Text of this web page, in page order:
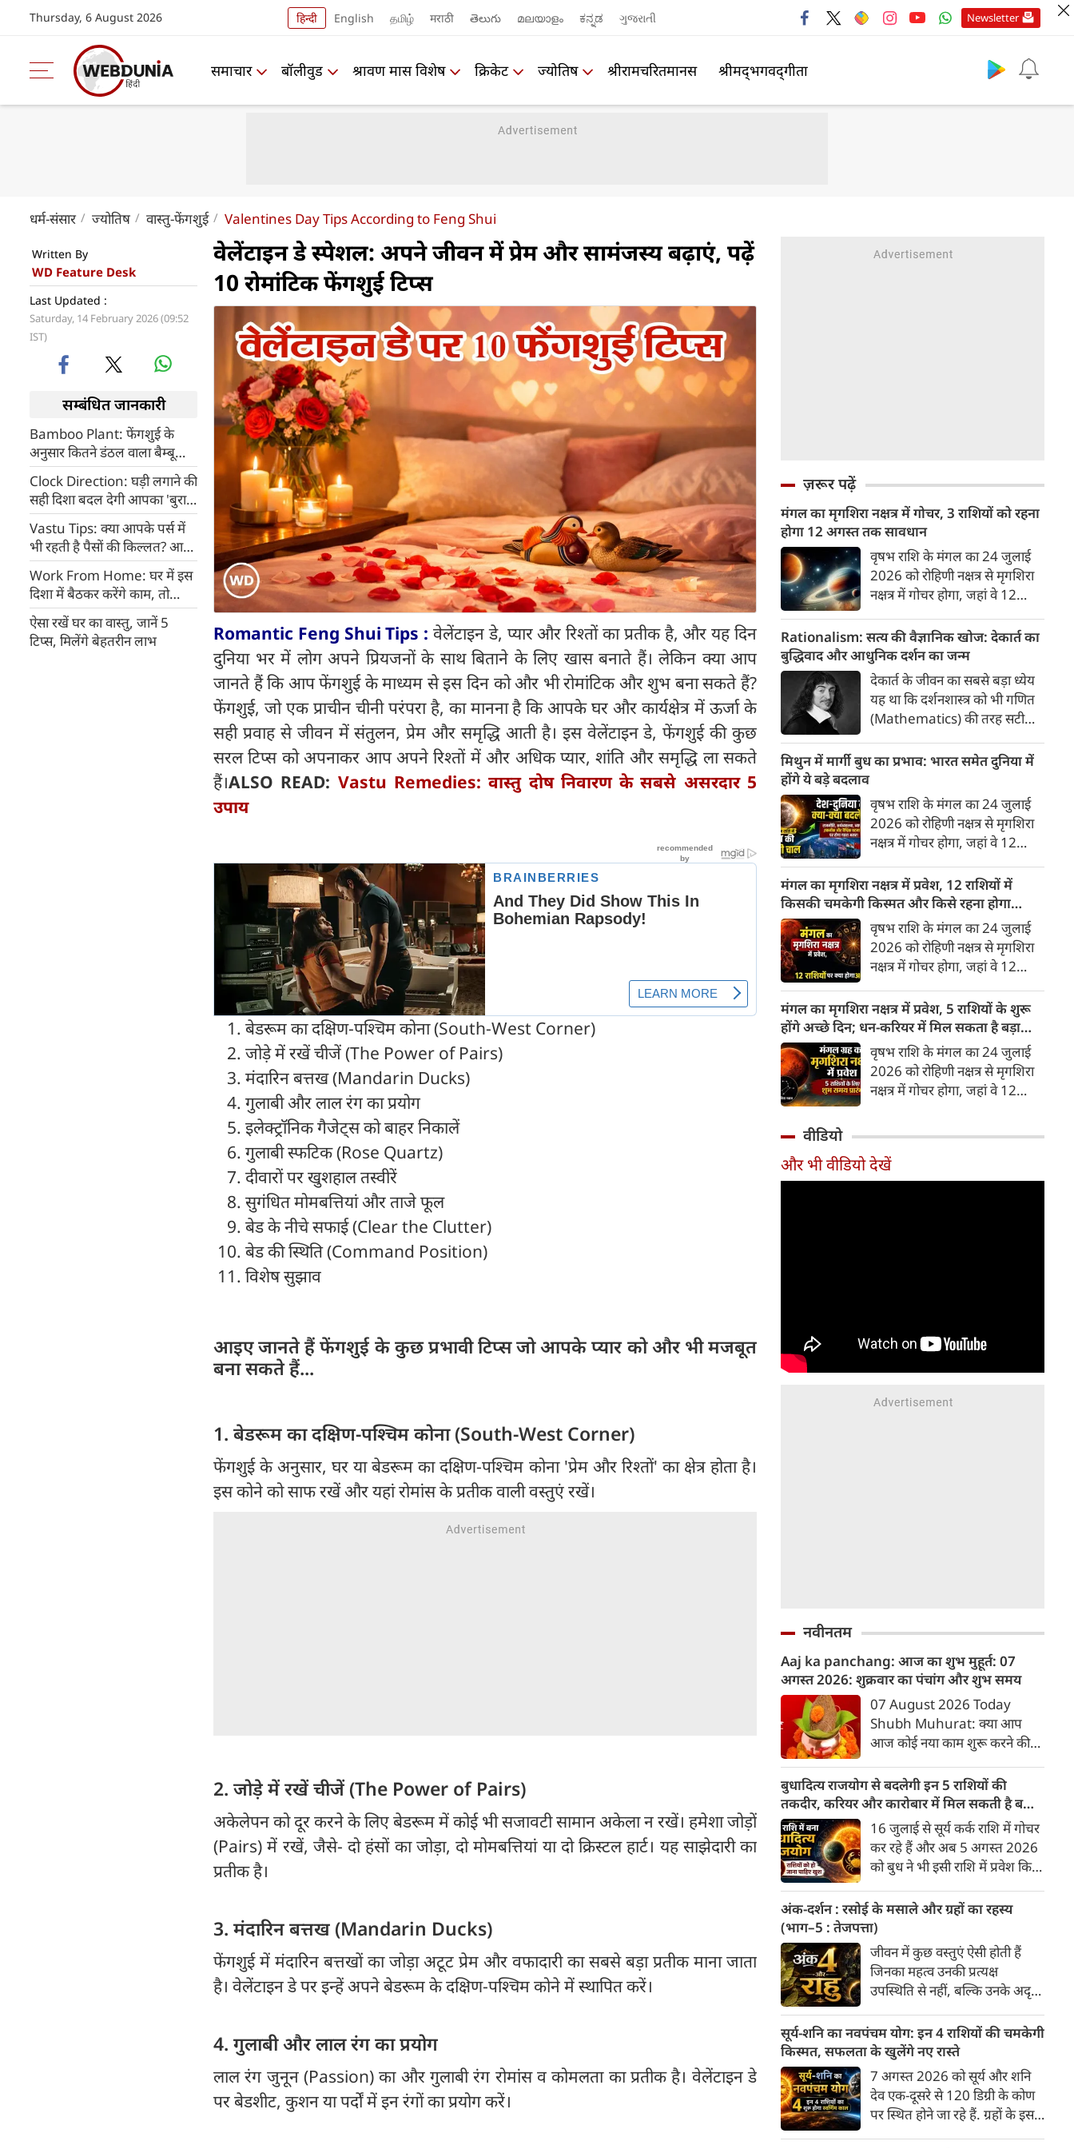
Thursday, 6 August 2026 हिन्दी English தமிழ் मराठी తెలుగు മലയാളം ಕನ್ನಡ ગુજરાતી Newsletter
समाचार बॉलीवुड श्रावण मास विशेष क्रिकेट ज्योतिष श्रीरामचरितमानस श्रीमद्‍भगवद्‍गीता
धर्म-संसार ज्योतिष वास्तु-फेंगशुई Valentines Day Tips According to Feng Shui
Written By
WD Feature Desk
Last Updated :
Saturday, 14 February 2026 (09:52
IST)
सम्बंधित जानकारी
Bamboo Plant: फेंगशुई के
अनुसार कितने डंठल वाला बैम्बू
प्लांट चमकाता है किस्मत?
Clock Direction: घड़ी लगाने की
सही दिशा बदल देगी आपका 'बुरा
समय', आज ही चेक करें अपना घर
Vastu Tips: क्या आपके पर्स में
भी रहती है पैसों की किल्लत? आज
ही रख लें ये एक छोटी सी चीज
Work From Home: घर में इस
दिशा में बैठकर करेंगे काम, तो
करियर में मिलेगी दोगुनी तरक्की
ऐसा रखें घर का वास्तु, जानें 5
टिप्स, मिलेंगे बेहतरीन लाभ
वेलेंटाइन डे स्पेशल: अपने जीवन में प्रेम और सामंजस्य बढ़ाएं, पढ़ें
10 रोमांटिक फेंगशुई टिप्स
Romantic Feng Shui Tips : वेलेंटाइन डे, प्यार और रिश्तों का प्रतीक है, और यह दिन
दुनिया भर में लोग अपने प्रियजनों के साथ बिताने के लिए खास बनाते हैं। लेकिन क्या आप
जानते हैं कि आप फेंगशुई के माध्यम से इस दिन को और भी रोमांटिक और शुभ बना सकते हैं?
फेंगशुई, जो एक प्राचीन चीनी परंपरा है, का मानना है कि आपके घर और कार्यक्षेत्र में ऊर्जा के
सही प्रवाह से जीवन में संतुलन, प्रेम और समृद्धि आती है। इस वेलेंटाइन डे, फेंगशुई की कुछ
सरल टिप्स को अपनाकर आप अपने रिश्तों में और अधिक प्यार, शांति और समृद्धि ला सकते
हैं।ALSO READ: Vastu Remedies: वास्तु दोष निवारण के सबसे असरदार 5
उपाय
बेडरूम का दक्षिण-पश्चिम कोना (South-West Corner)
जोड़े में रखें चीजें (The Power of Pairs)
मंदारिन बत्तख (Mandarin Ducks)
गुलाबी और लाल रंग का प्रयोग
इलेक्ट्रॉनिक गैजेट्स को बाहर निकालें
गुलाबी स्फटिक (Rose Quartz)
दीवारों पर खुशहाल तस्वीरें
सुगंधित मोमबत्तियां और ताजे फूल
बेड के नीचे सफाई (Clear the Clutter)
बेड की स्थिति (Command Position)
विशेष सुझाव
आइए जानते हैं फेंगशुई के कुछ प्रभावी टिप्स जो आपके प्यार को और भी मजबूत
बना सकते हैं...
1. बेडरूम का दक्षिण-पश्चिम कोना (South-West Corner)
फेंगशुई के अनुसार, घर या बेडरूम का दक्षिण-पश्चिम कोना 'प्रेम और रिश्तों' का क्षेत्र होता है।
इस कोने को साफ रखें और यहां रोमांस के प्रतीक वाली वस्तुएं रखें।
2. जोड़े में रखें चीजें (The Power of Pairs)
अकेलेपन को दूर करने के लिए बेडरूम में कोई भी सजावटी सामान अकेला न रखें। हमेशा जोड़ों
(Pairs) में रखें, जैसे- दो हंसों का जोड़ा, दो मोमबत्तियां या दो क्रिस्टल हार्ट। यह साझेदारी का
प्रतीक है।
3. मंदारिन बत्तख (Mandarin Ducks)
फेंगशुई में मंदारिन बत्तखों का जोड़ा अटूट प्रेम और वफादारी का सबसे बड़ा प्रतीक माना जाता
है। वेलेंटाइन डे पर इन्हें अपने बेडरूम के दक्षिण-पश्चिम कोने में स्थापित करें।
4. गुलाबी और लाल रंग का प्रयोग
लाल रंग जुनून (Passion) का और गुलाबी रंग रोमांस व कोमलता का प्रतीक है। वेलेंटाइन डे
पर बेडशीट, कुशन या पर्दों में इन रंगों का प्रयोग करें।
ज़रूर पढ़ें
मंगल का मृगशिरा नक्षत्र में गोचर, 3 राशियों को रहना
होगा 12 अगस्त तक सावधान
वृषभ राशि के मंगल का 24 जुलाई
2026 को रोहिणी नक्षत्र से मृगशिरा
नक्षत्र में गोचर होगा, जहां वे 12
परिवर्तन के चलते 3 राशि के लोगों
को 12 अगस्त तक रहना होगा
सावधान। चलिए जानते हैं कि किन
राशि 3 राशियों को रहना होगा
सावधान।
Rationalism: सत्य की वैज्ञानिक खोज: देकार्त का
बुद्धिवाद और आधुनिक दर्शन का जन्म
देकार्त के जीवन का सबसे बड़ा ध्येय
यह था कि दर्शनशास्त्र को भी गणित
(Mathematics) की तरह सटीक,
जाए। वे एक ऐसा सार्वभौमिक सत्य
खोजना चाहते थे, जिस पर कोई भी
प्रश्नचिह्न न लगा सके। इसी विचार ने
बुद्धिवाद (Rationalism) की नींव
रखी। आइए, देकार्त के इस अद्भुत
दार्शनिक चिंतन के 4 प्रमुख स्तंभों को
गहराई से समझते हैं।
मिथुन में मार्गी बुध का प्रभाव: भारत समेत दुनिया में
होंगे ये बड़े बदलाव
वृषभ राशि के मंगल का 24 जुलाई
2026 को रोहिणी नक्षत्र से मृगशिरा
नक्षत्र में गोचर होगा, जहां वे 12
में एक बड़ा हलचल भरा मोड़ आ चुका
है- बुध ग्रह अपनी ही प्रिय राशि मिथुन
में सीधे (मार्गी) चलने लगे हैं। अब जब
बुद्धि और संवाद का कारक ग्रह सीधी
चाल चलेगा, तो जाहिर है आपकी
सोच, बातचीत और फैसलों की रफ्तार
भी बदल जाएगी।
मंगल का मृगशिरा नक्षत्र में प्रवेश, 12 राशियों में
किसकी चमकेगी किस्मत और किसे रहना होगा
सावधान?
वृषभ राशि के मंगल का 24 जुलाई
2026 को रोहिणी नक्षत्र से मृगशिरा
नक्षत्र में गोचर होगा, जहां वे 12
परिवर्तन के चलते मेष से लेकर मीन
तक किन राशियों के लिए शुभ और
किनके लिए है अशुभ। ज्योतिष शास्त्र
में मंगल को ऊर्जा, साहस, पराक्रम
और भूमि का कारक माना गया है,
जबकि मृगशिरा नक्षत्र के स्वामी स्वयं
मंगल का यह गोचर अत्यंत
शक्तिशाली और शुभ फलदायी माना
जा रहा है।
मंगल का मृगशिरा नक्षत्र में प्रवेश, 5 राशियों के शुरू
होंगे अच्छे दिन; धन-करियर में मिल सकता है बड़ा
लाभ
वृषभ राशि के मंगल का 24 जुलाई
2026 को रोहिणी नक्षत्र से मृगशिरा
नक्षत्र में गोचर होगा, जहां वे 12
बदलाव देखने को मिलेंगे और उनके
लिए लाभ के योग बनेंगे।
वीडियो
और भी वीडियो देखें
नवीनतम
Aaj ka panchang: आज का शुभ मुहूर्त: 07
अगस्‍त 2026: शुक्रवार का पंचांग और शुभ समय
07 August 2026 Today
Shubh Muhurat: क्या आप
आज कोई नया काम शुरू करने की
लेने वाले हैं? ज्योतिष और पंचांग के
अनुसार, किसी भी शुभ कार्य को सही
मुहूर्त में करने से सफलता की
संभावना बढ़ जाती है। 'वेबदुनिया'
आपके लिए लेकर आया है 07
अगस्‍त, 2026 का विशेष पंचांग और
शुभ-अशुभ मुहूर्त।
बुधादित्य राजयोग से बदलेगी इन 5 राशियों की
तकदीर, करियर और कारोबार में मिल सकती है बड़ी
सफलता
16 जुलाई से सूर्य कर्क राशि में गोचर
कर रहे हैं और अब 5 अगस्त 2026
को बुध ने भी इसी राशि में प्रवेश किया
युति से बुधादित्य राजयोग बनता है।
कर्क राशि में बुधादित्य राजयोग बनने
से मुख्य रूप से इन 5 राशियों के लिए
अत्यंत शुभ और लाभदायक समय की
शुरुआत होती है। मेष, मिथुन, कर्क,
कन्या और तुला।
अंक-दर्शन : रसोई के मसाले और ग्रहों का रहस्य
(भाग–5 : तेजपत्ता)
जीवन में कुछ वस्तुएं ऐसी होती हैं
जिनका महत्व उनकी प्रत्यक्ष
उपस्थिति से नहीं, बल्कि उनके अदृश्य
अधिक दिखाई नहीं देतीं, किंतु उनके
बिना संपूर्ण व्यवस्था अधूरी प्रतीत
होती है। भारतीय रसोई का तेजपत्ता
भी ऐसी ही एक विलक्षण वनौषधि है।
अधिकांश लोग उसे केवल पुलाव,
सब्ज़ी या मसालों का एक सामान्य
घटक मानते हैं, किंतु भारतीय परंपरा
सूर्य-शनि का नवपंचम योग: इन 4 राशियों की चमकेगी
किस्मत, सफलता के खुलेंगे नए रास्ते
7 अगस्त 2026 को सूर्य और शनि
देव एक-दूसरे से 120 डिग्री के कोण
पर स्थित होने जा रहे हैं. ग्रहों के इस